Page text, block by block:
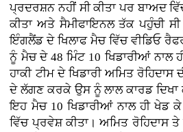
ਪ੍ਰਦਰਸ਼ਨ ਨਹੀਂ ਸੀ ਕੀਤਾ ਪਰ ਬਾਅਦ
ਕੀਤਾ ਅਤੇ ਸੈਮੀਫਾਇਨਲ ਤੱਕ ਪਹੁੰਚੀ
ਇੰਗਲੈਂਡ ਦੇ ਖਿਲਾਫ ਮੈਚ ਵਿੱਚ ਵੀਡਿਓ
ਨੂੰ ਮੈਚ ਦੇ 48 ਮਿੰਟ 10 ਖਿਡਾਰੀਆਂ ਨਾਲ
ਹਾਕੀ ਟੀਮ ਦੇ ਖਿਡਾਰੀ ਅਮਿਤ ਰੋਹਿਦਾਸ
ਦੇ ਲੱਗਣ ਕਰਕੇ ਉਸ ਨੂੰ ਲਾਲ ਕਾਰਡ ਦਿਖਾ
ਇਹ ਮੈਚ 10 ਖਿਡਾਰੀਆਂ ਨਾਲ ਹੀ ਖੇਡ
ਵਿੱਚ ਪ੍ਰਵੇਸ਼ ਕੀਤਾ। ਅਮਿਤ ਰੋਹਿਦਾਸ